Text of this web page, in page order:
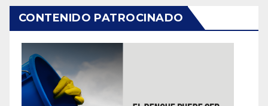
CONTENIDO PATROCINADO